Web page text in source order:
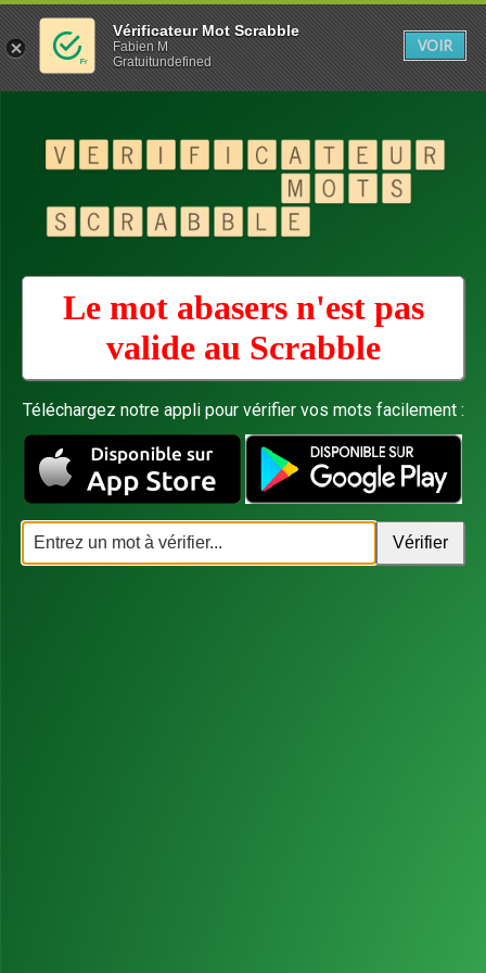
Le mot abasers n'est pas
valide au Scrabble
Téléchargez notre appli pour vérifier vos mots facilement :
Vérificateur Mot Scrabble
Fabien M
Gratuitundefined
VOIR